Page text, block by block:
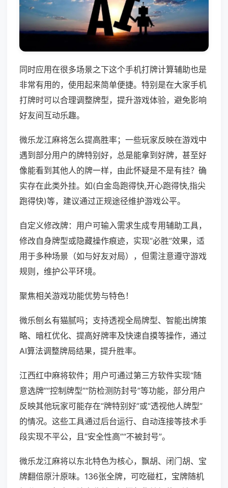
同时应用在很多场景之下这个手机打牌计算辅助也是
非常有用的，使用起来简单便捷。特别是在大家手机
打牌时可以合理调整牌型，提升游戏体验，避免影响
好友间互动乐趣。
微乐龙江麻将怎么提高胜率；一些玩家反映在游戏中
遇到部分用户的牌特别好，总是能拿到好牌，甚至好
像能看到其他人的牌一样，由此怀疑是不是有挂？确
实存在此类外挂。如(白金岛跑得快,开心跑得快,指尖
跑得快)等，建议通过正规途径维护游戏公平。
自定义修改牌：用户可输入需求生成专用辅助工具，
修改自身牌型或隐藏操作痕迹，实现“必胜”效果，适
用于多种场景（如与好友对局），但需注意遵守游戏
规则，维护公平环境。
聚焦相关游戏功能优势与特色！
微乐刨幺有猫腻吗；支持透视全局牌型、智能出牌策
略、暗杠优化、提高好牌率及快速自摸等操作，通过
AI算法调整牌局结果，提升胜率。
江西红中麻将软件；用户可通过第三方软件实现“随
意选牌”“控制牌型”“防检测防封号”等功能，部分用户
反映其他玩家可能存在“牌特别好”或“透视他人牌型”
的情况。这些工具通过后台运行、自动连接等技术手
段实现不平公，且“安全性高”“不被封号”。
微乐龙江麻将以东北特色为核心，飘胡、闭门胡、宝
牌翻倍原汁原味。136张全牌，可吃碰杠，宝牌随机